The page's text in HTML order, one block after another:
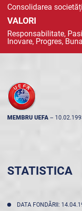
Consolidarea
VALORI
Responsabilitate,
Inovare, Progres,
MEMBRU UEFA --
STATISTICA
DATA FONDĂRII: